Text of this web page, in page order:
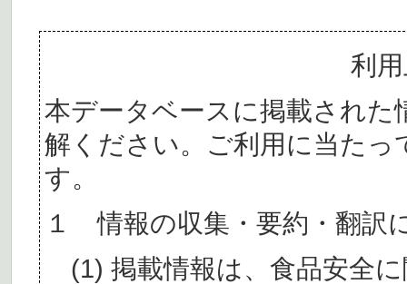
利
本データベースに掲載された
解ください。ご利用に当た
す。
１ 情報の収集・要約・翻訳
(1) 掲載情報は、食品安全